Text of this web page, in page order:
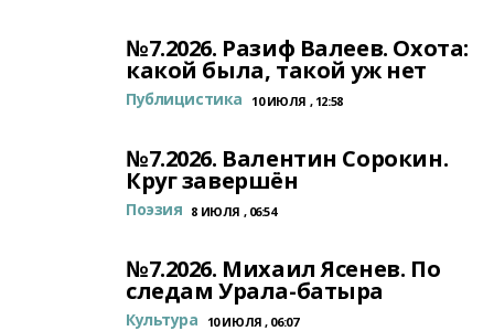
№7.2026. Разиф Валеев. Охота:
какой была, такой уж нет
Публицистика 10 ИЮЛЯ , 12:58
№7.2026. Валентин Сорокин.
Круг завершён
Поэзия 8 ИЮЛЯ , 06:54
№7.2026. Михаил Ясенев. По
следам Урала-батыра
Культура 10 ИЮЛЯ , 06:07